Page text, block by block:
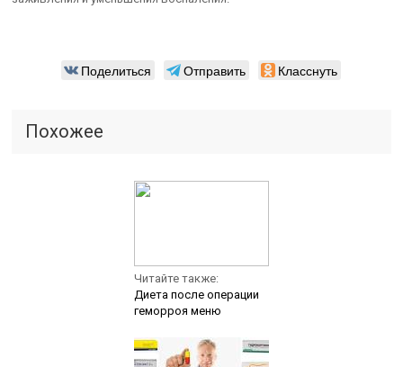
Поделиться Отправить Класснуть
Похожее
Читайте также:
Диета после операции
геморроя меню